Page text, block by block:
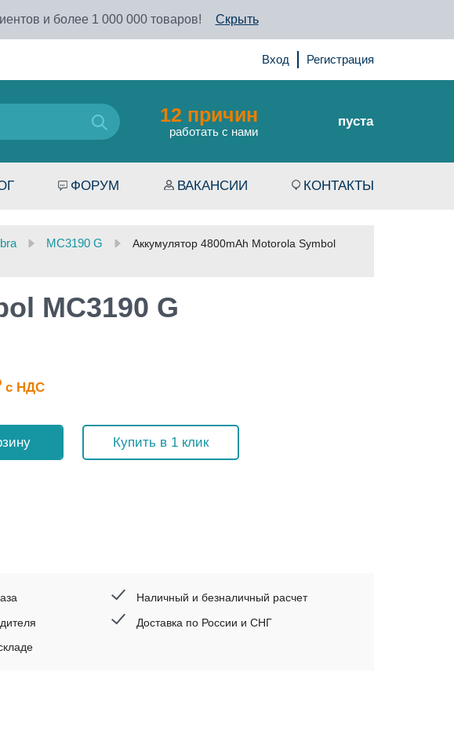
и более 1 000 000 товаров! Скрыть
Вход Регистрация
12 причин
работать с нами
пуста
ФОРУМ ВАКАНСИИ КОНТАКТЫ
MC3190 G
Аккумулятор 4800mAh Motorola Symbol
MC3190 G
с НДС
Купить в 1 клик
Наличный и безналичный расчет
Доставка по России и СНГ